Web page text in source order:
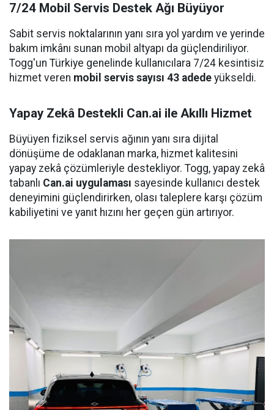
7/24 Mobil Servis Destek Ağı Büyüyor
Sabit servis noktalarının yanı sıra yol yardım ve yerinde
bakım imkânı sunan mobil altyapı da güçlendiriliyor.
Togg'un Türkiye genelinde kullanıcılara 7/24 kesintisiz
hizmet veren mobil servis sayısı 43 adede yükseldi.
Yapay Zekâ Destekli Can.ai ile Akıllı Hizmet
Büyüyen fiziksel servis ağının yanı sıra dijital
dönüşüme de odaklanan marka, hizmet kalitesini
yapay zekâ çözümleriyle destekliyor. Togg, yapay zekâ
tabanlı Can.ai uygulaması sayesinde kullanıcı destek
deneyimini güçlendirirken, olası taleplere karşı çözüm
kabiliyetini ve yanıt hızını her geçen gün artırıyor.